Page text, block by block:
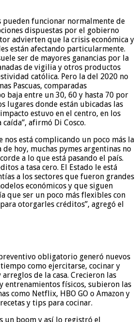
pueden funcionar normalmente de
dispuestas por el gobierno
advierten que la crisis económica y
están afectando particularmente.
ser de mayores ganancias por la
de vigilia y otros productos
católica. Pero la del 2020 no
Pascuas, comparadas
baja entre un 30, 60 y hasta 70 por
lugares donde están ubicadas las
estuvo en el centro, en los
afirmó Di Cosco.
nos está complicando un poco más la
hoy, muchas pymes argentinas no
a lo que está pasando el país.
a tasa cero. El Estado le está
a los sectores que fueron grandes
económicos y que siguen
que ser un poco más flexibles con
otorgarles créditos”, agregó el
obligatorio generó nuevos
como ejercitarse, cocinar y
de la casa. Crecieron las
entrenamientos físicos, subieron las
como Netflix, HBO GO o Amazon y
y tips para cocinar.
un boom y así lo registró el